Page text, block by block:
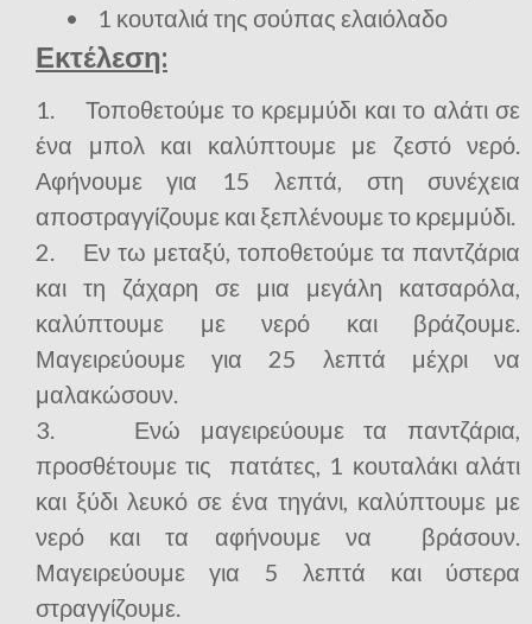
• 1 κουταλιά της σούπας ελαιόλαδο
Εκτέλεση:
1. Τοποθετούμε το κρεμμύδι και το αλάτι σε
ένα μπολ και καλύπτουμε με ζεστό νερό.
Αφήνουμε για 15 λεπτά, στη συνέχεια
αποστραγγίζουμε και ξεπλένουμε το κρεμμύδι.
2. Εν τω μεταξύ, τοποθετούμε τα παντζάρια
και τη ζάχαρη σε μια μεγάλη κατσαρόλα,
καλύπτουμε με νερό και βράζουμε.
Μαγειρεύουμε για 25 λεπτά μέχρι να
μαλακώσουν.
3. Ενώ μαγειρεύουμε τα παντζάρια,
προσθέτουμε τις πατάτες, 1 κουταλάκι αλάτι
και ξύδι λευκό σε ένα τηγάνι, καλύπτουμε με
νερό και τα αφήνουμε να βράσουν.
Μαγειρεύουμε για 5 λεπτά και ύστερα
στραγγίζουμε.